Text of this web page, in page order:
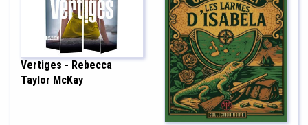
Vertiges - Rebecca
Taylor McKay